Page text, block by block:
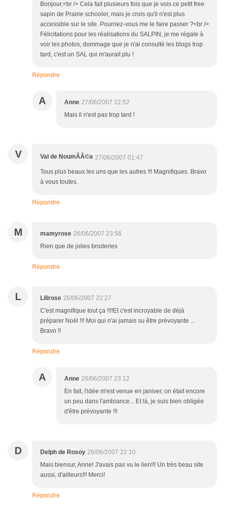
Bonjour,<br /> Cela fait plusieurs fois que je vois ce petit free
sapin de Prairie schooler, mais je crois qu'il n'est plus
accessible sur le site. Pourriez-vous me le faire passer ?<br />
Félicitations pour les réalisations du SALPIN, je me régale à
voir les photos, dommage que je n'ai consulté les blogs trop
tard, c'est un SAL qui m'aurait plu !
Répondre
A Anne 27/06/2007 22:52
Mais il n'est pas trop tard !
V Val de NoumÃÂ©a 27/06/2007 01:47
Tous plus beaux les uns que les autres !!! Magnifiques. Bravo
à vous toutes.
Répondre
M mamyrose 26/06/2007 23:56
Rien que de jolies broderies
Répondre
L Lilirose 26/06/2007 22:27
C'est magnifique tout ça !!!!Et c'est incroyable de déjà
préparer Noël !!! Moi qui n'ai jamais su être prévoyante ...
Bravo !!
Répondre
A Anne 26/06/2007 23:12
En fait, l'idée m'est venue en janiver, on était encore
un peu dans l'ambiance... Et là, je suis bien obligée
d'être prévoyante !!!
D Delph de Rosoy 26/06/2007 22:10
Mais biensur, Anne! J'avais pas vu le lien!!! Un très beau site
aussi, d'ailleurs!!! Merci!
Répondre